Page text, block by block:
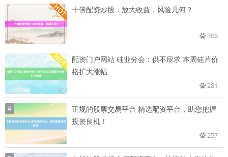
十倍配资炒股：放大收益，风险几何？
306
配资门户网站 硅业分会：供不应求 本周硅片价
格扩大涨幅
281
4
正规的股票交易平台 精选配资平台，助您把握
投资良机！
257